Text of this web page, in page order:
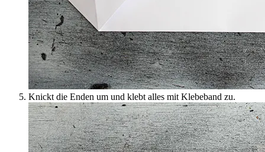
Knickt die Enden um und klebt alles mit Klebeband zu.